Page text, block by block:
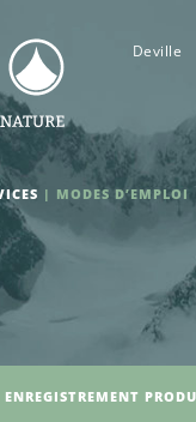
Deville
| MODES D’EMPLOI
ENREGISTREMENT